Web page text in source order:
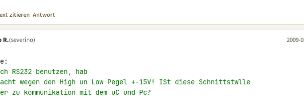
zitieren Antwort
R.(severino) 2009-
RS232 benutzen, hab
wegen den High un Low Pegel +-15V! ISt diese Schnittstwlle
zu kommunikation mit dem uC und Pc?